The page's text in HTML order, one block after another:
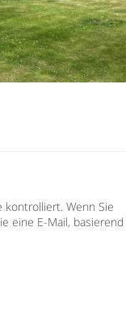
Wenn Sie
eine E-Mail, basierend